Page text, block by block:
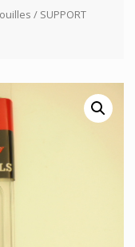
/ SUPPORT